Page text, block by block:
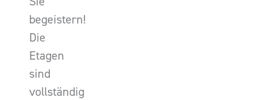
begeistern!
Die
Etagen
sind
vollständig